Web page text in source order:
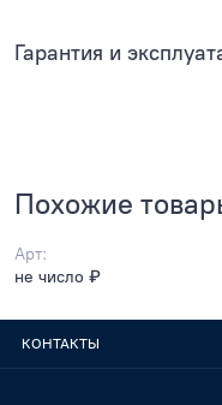
Гарантия и
Похожие
Арт:
не число ₽
КОНТАКТЫ